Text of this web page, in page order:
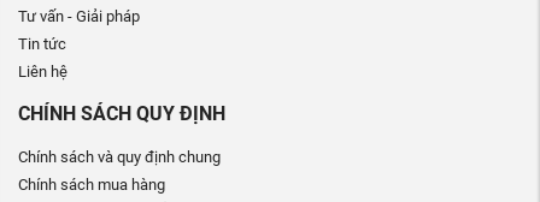
Tư vấn - Giải pháp
Tin tức
Liên hệ
CHÍNH SÁCH QUY ĐỊNH
Chính sách và quy định chung
Chính sách mua hàng